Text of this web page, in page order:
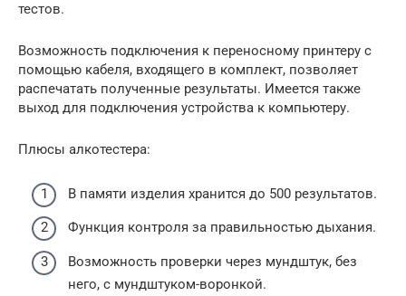
тестов.
Возможность подключения к переносному принтеру с
помощью кабеля, входящего в комплект, позволяет
распечатать полученные результаты. Имеется также
выход для подключения устройства к компьютеру.
Плюсы алкотестера:
В памяти изделия хранится до 500 результатов.
Функция контроля за правильностью дыхания.
Возможность проверки через мундштук, без
него, с мундштуком-воронкой.